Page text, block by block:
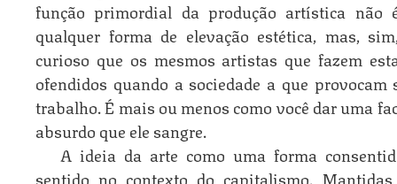
função primordial da produção artística não
qualquer forma de elevação estética, mas,
curioso que os mesmos artistas que fazem
ofendidos quando a sociedade a que provocam
trabalho. É mais ou menos como você dar uma
absurdo que ele sangre.
A ideia da arte como uma forma
sentido no contexto do capitalismo.